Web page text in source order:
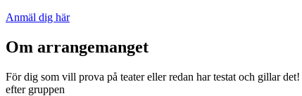
Anmäl dig här
Om arrangemanget
För dig som vill prova på teater eller redan har testat och gillar
efter gruppen